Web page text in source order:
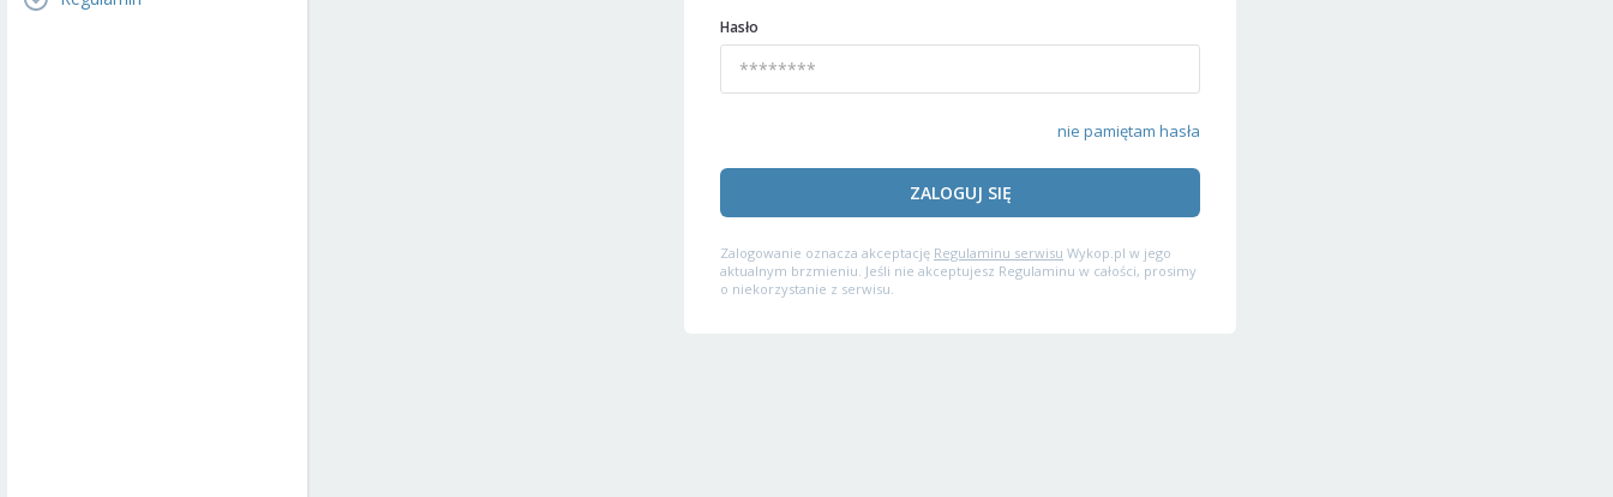
Hasło
nie pamiętam hasła
ZALOGUJ SIĘ
Zalogowanie oznacza akceptację Regulaminu serwisu Wykop.pl w jego
aktualnym brzmieniu. Jeśli nie akceptujesz Regulaminu w całości, prosimy
o niekorzystanie z serwisu.